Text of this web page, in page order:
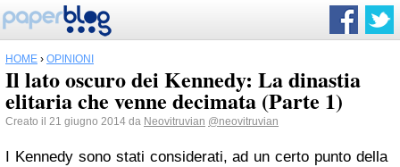
HOME › OPINIONI
Il lato oscuro dei Kennedy: La dinastia
elitaria che venne decimata (Parte 1)
Creato il 21 giugno 2014 da Neovitruvian @neovitruvian
I Kennedy sono stati considerati, ad un certo punto della